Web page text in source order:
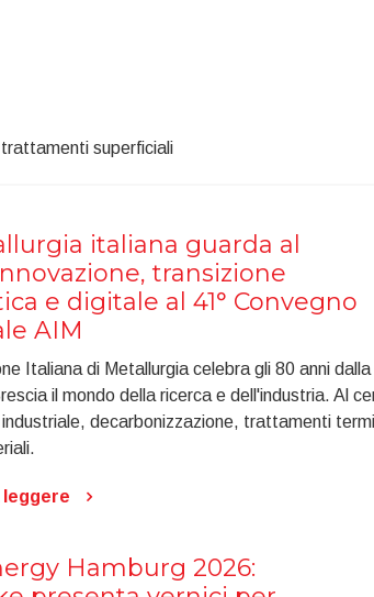
superficiali
italiana guarda al
transizione
e digitale al 41° Convegno
AIM
Italiana di Metallurgia celebra gli 80 anni
il mondo della ricerca e dell'industria. Al
decarbonizzazione, trattamenti
leggere
Hamburg 2026: